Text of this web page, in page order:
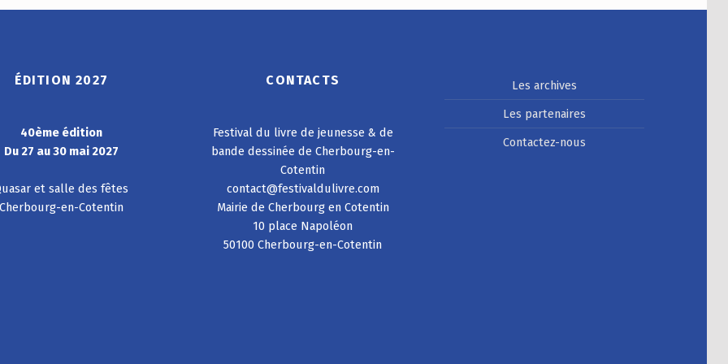
ÉDITION 2027
40ème édition
Du 27 au 30 mai 2027
et salle des fêtes
en-Cotentin
CONTACTS
Festival du livre de jeunesse & de
bande dessinée de Cherbourg-en-
Cotentin
contact@festivaldulivre.com
Mairie de Cherbourg en Cotentin
10 place Napoléon
50100 Cherbourg-en-Cotentin
Les archives
Les partenaires
Contactez-nous